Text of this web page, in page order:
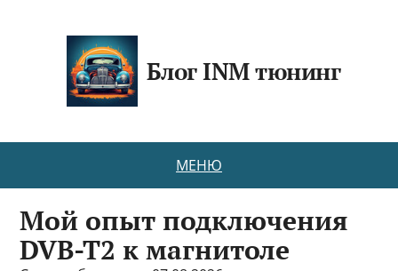
Блог INM тюнинг
МЕНЮ
Мой опыт подключения
DVB-T2 к магнитоле